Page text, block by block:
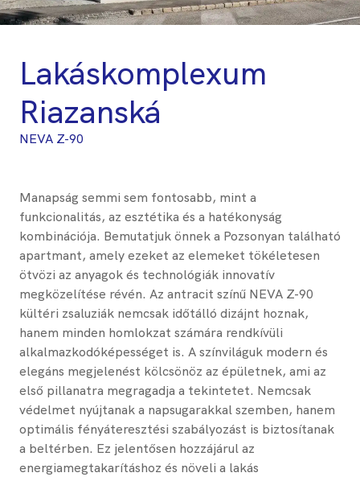
Lakáskomplexum
Riazanská
NEVA Z-90
Manapság semmi sem fontosabb, mint a
funkcionalitás, az esztétika és a hatékonyság
kombinációja. Bemutatjuk önnek a Pozsonyan található
apartmant, amely ezeket az elemeket tökéletesen
ötvözi az anyagok és technológiák innovatív
megközelítése révén. Az antracit színű NEVA Z-90
kültéri zsaluziák nemcsak időtálló dizájnt hoznak,
hanem minden homlokzat számára rendkívüli
alkalmazkodóképességet is. A színviláguk modern és
elegáns megjelenést kölcsönöz az épületnek, ami az
első pillanatra megragadja a tekintetet. Nemcsak
védelmet nyújtanak a napsugarakkal szemben, hanem
optimális fényáteresztési szabályozást is biztosítanak
a beltérben. Ez jelentősen hozzájárul az
energiamegtakarításhoz és növeli a lakás